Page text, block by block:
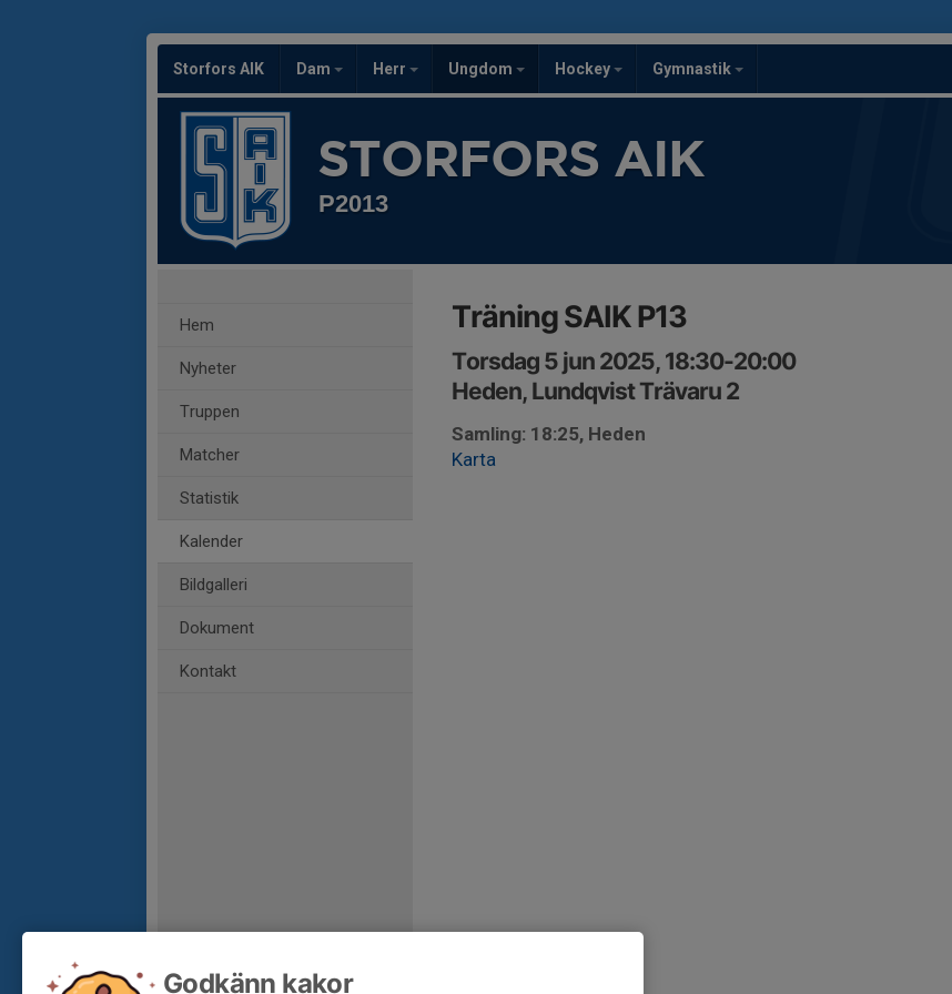
Storfors AIK Dam Herr Ungdom Hockey Gymnastik
STORFORS AIK
P2013
Hem
Nyheter
Truppen
Matcher
Statistik
Kalender
Bildgalleri
Dokument
Kontakt
Träning SAIK P13
Torsdag 5 jun 2025, 18:30-20:00
Heden, Lundqvist Trävaru 2
Samling: 18:25, Heden
Karta
Godkänn kakor